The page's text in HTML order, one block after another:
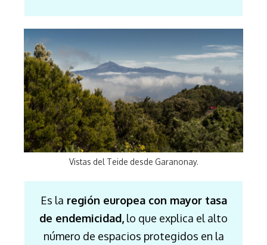
Vistas del Teide desde Garanonay.
Es la región europea con mayor tasa
de endemicidad, lo que explica el alto
número de espacios protegidos en la